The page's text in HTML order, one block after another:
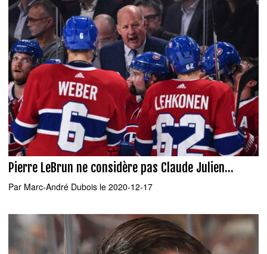
Pierre LeBrun ne considère pas Claude Julien...
Par Marc-André Dubois le 2020-12-17